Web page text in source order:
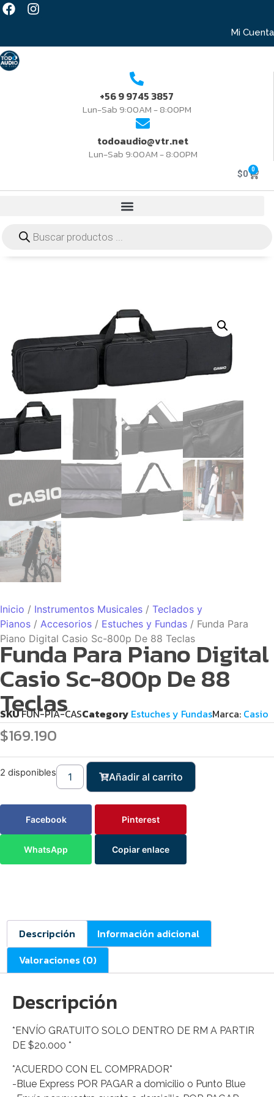
Mi Cuenta
+56 9 9745 3857
Lun-Sab 9:00AM - 8:00PM
todoaudio@vtr.net
Lun-Sab 9:00AM - 8:00PM
$0 0
Inicio / Instrumentos Musicales / Teclados y
Pianos / Accesorios / Estuches y Fundas / Funda Para
Piano Digital Casio Sc-800p De 88 Teclas
Funda Para Piano Digital
Casio Sc-800p De 88
Teclas
SKUFUN-PIA-CASCategory Estuches y FundasMarca: Casio
$169.190
2 disponibles Añadir al carrito
Facebook Pinterest
WhatsApp Copiar enlace
Descripción
Información adicional
Valoraciones (0)
Descripción
*ENVÍO GRATUITO SOLO DENTRO DE RM A PARTIR
DE $20.000 *
*ACUERDO CON EL COMPRADOR*
-Blue Express POR PAGAR a domicilio o Punto Blue